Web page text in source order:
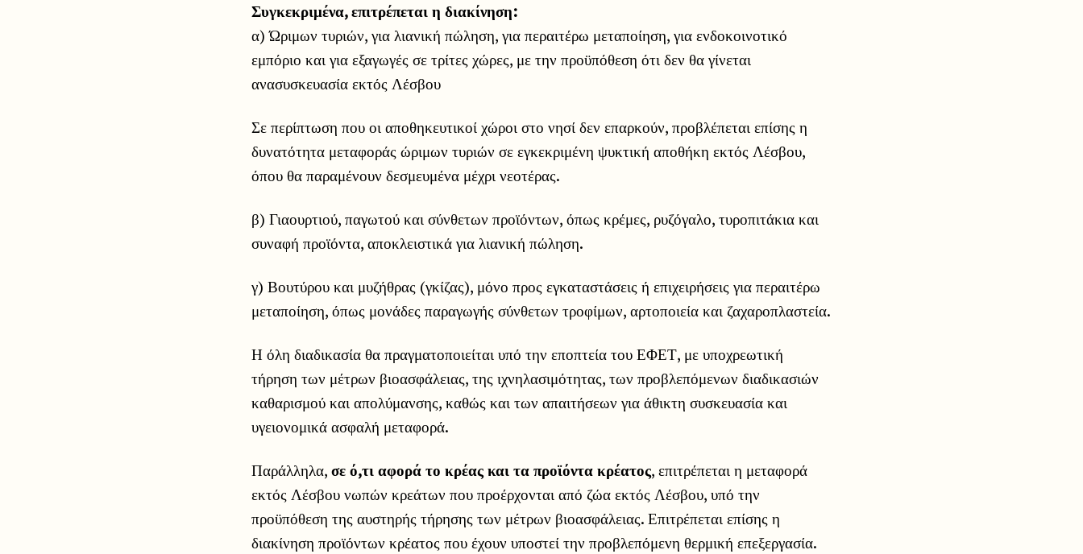
Συγκεκριμένα, επιτρέπεται η διακίνηση:
α) Ώριμων τυριών, για λιανική πώληση, για περαιτέρω μεταποίηση, για ενδοκοινοτικό
εμπόριο και για εξαγωγές σε τρίτες χώρες, με την προϋπόθεση ότι δεν θα γίνεται
ανασυσκευασία εκτός Λέσβου
Σε περίπτωση που οι αποθηκευτικοί χώροι στο νησί δεν επαρκούν, προβλέπεται επίσης η
δυνατότητα μεταφοράς ώριμων τυριών σε εγκεκριμένη ψυκτική αποθήκη εκτός Λέσβου,
όπου θα παραμένουν δεσμευμένα μέχρι νεοτέρας.
β) Γιαουρτιού, παγωτού και σύνθετων προϊόντων, όπως κρέμες, ρυζόγαλο, τυροπιτάκια και
συναφή προϊόντα, αποκλειστικά για λιανική πώληση.
γ) Βουτύρου και μυζήθρας (γκίζας), μόνο προς εγκαταστάσεις ή επιχειρήσεις για περαιτέρω
μεταποίηση, όπως μονάδες παραγωγής σύνθετων τροφίμων, αρτοποιεία και ζαχαροπλαστεία.
Η όλη διαδικασία θα πραγματοποιείται υπό την εποπτεία του ΕΦΕΤ, με υποχρεωτική
τήρηση των μέτρων βιοασφάλειας, της ιχνηλασιμότητας, των προβλεπόμενων διαδικασιών
καθαρισμού και απολύμανσης, καθώς και των απαιτήσεων για άθικτη συσκευασία και
υγειονομικά ασφαλή μεταφορά.
Παράλληλα, σε ό,τι αφορά το κρέας και τα προϊόντα κρέατος, επιτρέπεται η μεταφορά
εκτός Λέσβου νωπών κρεάτων που προέρχονται από ζώα εκτός Λέσβου, υπό την
προϋπόθεση της αυστηρής τήρησης των μέτρων βιοασφάλειας. Επιτρέπεται επίσης η
διακίνηση προϊόντων κρέατος που έχουν υποστεί την προβλεπόμενη θερμική επεξεργασία.